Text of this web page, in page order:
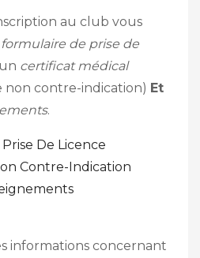
au club vous
formulaire de prise de
certificat médical
non contre-indication) Et
.
De Licence
Contre-Indication
informations concernant